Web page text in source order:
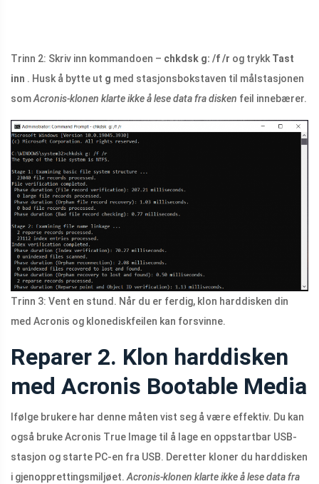
Trinn 2: Skriv inn kommandoen – chkdsk g: /f /r og trykk Tast
inn . Husk å bytte ut g med stasjonsbokstaven til målstasjonen
somAcronis-klonen klarte ikke å lese data fra disken feil innebærer.
Trinn 3: Vent en stund. Når du er ferdig, klon harddisken din
med Acronis og klonediskfeilen kan forsvinne.
Reparer 2. Klon harddisken
med Acronis Bootable Media
Ifølge brukere har denne måten vist seg å være effektiv. Du kan
også bruke Acronis True Image til å lage en oppstartbar USB-
stasjon og starte PC-en fra USB. Deretter kloner du harddisken
i gjenopprettingsmiljøet.Acronis-klonen klarte ikke å lese data fra